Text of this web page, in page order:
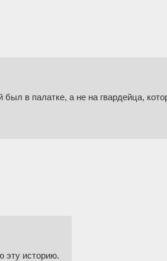
был в палатке, а не на гвардейца,
эту историю.